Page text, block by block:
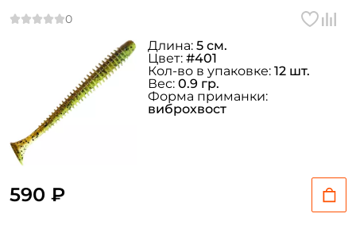
590 ₽
Длина: 5 см.
Цвет: #401
Кол-во в упаковке: 12 шт.
Вес: 0.9 гр.
Форма приманки:
виброхвост